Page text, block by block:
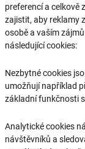
preferencí a celkově
zajistit, aby reklamy
osobě a vaším
následující cookies:
Nezbytné cookies
umožňují například
základní funkčnosti
Analytické cookies
návštěvníků a